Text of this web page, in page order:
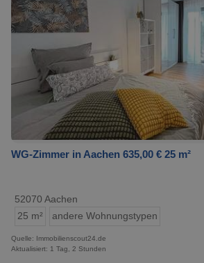
WG-Zimmer in Aachen 635,00 € 25 m²
52070 Aachen
25 m²
andere Wohnungstypen
Quelle: Immobilienscout24.de
Aktualisiert: 1 Tag, 2 Stunden